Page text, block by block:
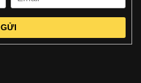
GỬI